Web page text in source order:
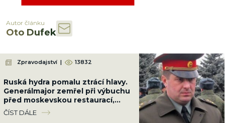
Autor článku
Oto Dufek
Zpravodajství | 13832
Ruská hydra pomalu ztrácí hlavy.
Generálmajor zemřel při výbuchu
před moskevskou restaurací,
když slavil narozeniny šéfa
vzdušných sil
ČÍST DÁLE